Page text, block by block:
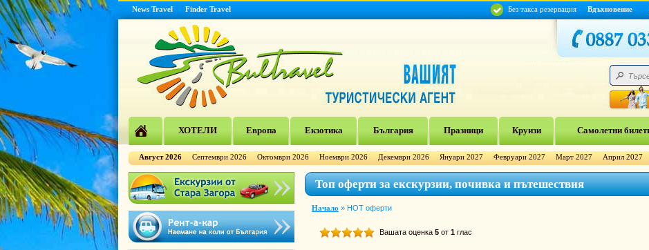
Без такса резервация Вдъхновение
News Travel Finder Travel
ХОТЕЛИ Европа Екзотика България Празници Круизи Самолетни
Август 2026 Септември 2026 Октомври 2026 Ноември 2026 Декември 2026 Януари 2027 Февруари 2027 Март 2027 Април 2027
Топ оферти за екскурзии, почивка и пътешествия
Начало » HOT оферти
Вашата оценка 5 от 1 глас